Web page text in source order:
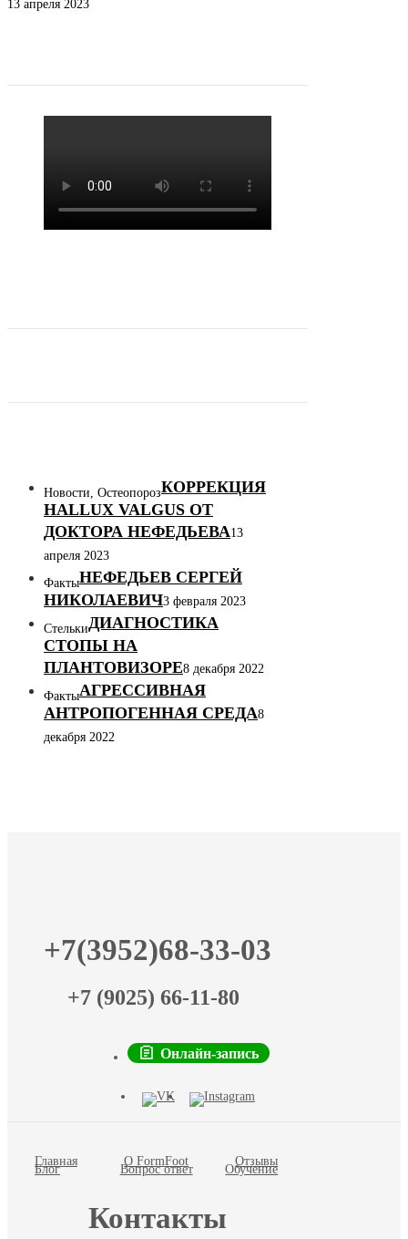
13 апреля 2023
Новости, ОстеопорозКОРРЕКЦИЯ
HALLUX VALGUS ОТ
ДОКТОРА НЕФЕДЬЕВА13
апреля 2023
ФактыНЕФЕДЬЕВ СЕРГЕЙ
НИКОЛАЕВИЧ3 февраля 2023
СтелькиДИАГНОСТИКА
СТОПЫ НА
ПЛАНТОВИЗОРЕ8 декабря 2022
ФактыАГРЕССИВНАЯ
АНТРОПОГЕННАЯ СРЕДА8
декабря 2022
+7(3952)68-33-03
+7 (9025) 66-11-80
Онлайн-запись
Главная О FormFoot Отзывы
Блог Вопрос ответ Обучение
Контакты